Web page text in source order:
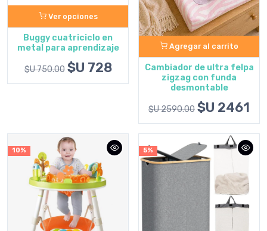
Ver opciones
Buggy cuatriciclo en
metal para aprendizaje
$U 750.00 $U 728
Agregar al carrito
Cambiador de ultra felpa
zigzag con funda
desmontable
$U 2590.00 $U 2461
10% 5%